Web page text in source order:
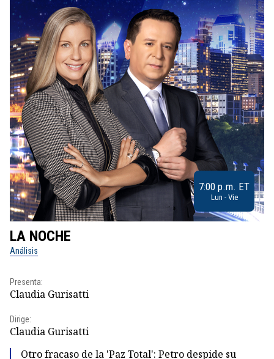
7:00 p.m. ET
Lun - Vie
LA NOCHE
Análisis
Presenta:
Claudia Gurisatti
Dirige:
Claudia Gurisatti
Otro fracaso de la 'Paz Total': Petro despide su